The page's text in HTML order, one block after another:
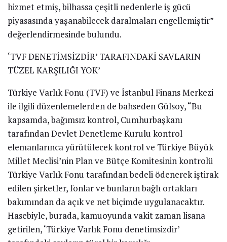
hizmet etmiş, bilhassa çeşitli nedenlerle iş gücü
piyasasında yaşanabilecek daralmaları engellemiştir”
değerlendirmesinde bulundu.
‘TVF DENETİMSİZDİR’ TARAFINDAKİ SAVLARIN
TÜZEL KARŞILIĞI YOK’
Türkiye Varlık Fonu (TVF) ve İstanbul Finans Merkezi
ile ilgili düzenlemelerden de bahseden Gülsoy, “Bu
kapsamda, bağımsız kontrol, Cumhurbaşkanı
tarafından Devlet Denetleme Kurulu kontrol
elemanlarınca yürütülecek kontrol ve Türkiye Büyük
Millet Meclisi’nin Plan ve Bütçe Komitesinin kontrolü
Türkiye Varlık Fonu tarafından bedeli ödenerek iştirak
edilen şirketler, fonlar ve bunların bağlı ortakları
bakımından da açık ve net biçimde uygulanacaktır.
Hasebiyle, burada, kamuoyunda vakit zaman lisana
getirilen, ‘Türkiye Varlık Fonu denetimsizdir’